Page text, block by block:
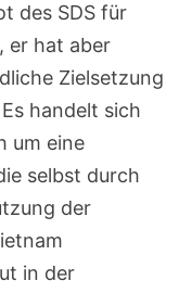
des SDS für
er hat aber
Zielsetzung
handelt sich
um eine
selbst durch
der
in der